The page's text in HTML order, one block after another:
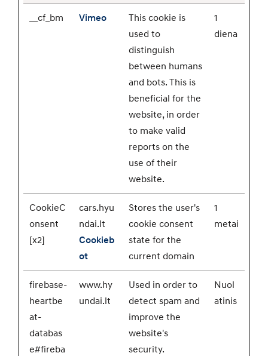
__cf_bm Vimeo
This cookie is
used to
distinguish
between humans
and bots. This is
beneficial for the
website, in order
to make valid
reports on the
use of their
website.
1
diena
CookieC
onsent
[x2]
cars.hyu
ndai.lt
Cookieb
ot
Stores the user's
cookie consent
state for the
current domain
1
metai
firebase-
heartbe
at-
databas
e#fireba
www.hy
undai.lt
Used in order to
detect spam and
improve the
website's
security.
Nuol
atinis